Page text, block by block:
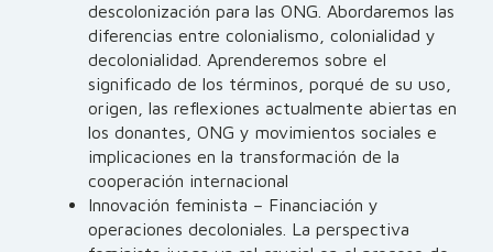
descolonización para las ONG. Abordaremos las
diferencias entre colonialismo, colonialidad y
decolonialidad. Aprenderemos sobre el
significado de los términos, porqué de su uso,
origen, las reflexiones actualmente abiertas en
los donantes, ONG y movimientos sociales e
implicaciones en la transformación de la
cooperación internacional
Innovación feminista – Financiación y
operaciones decoloniales. La perspectiva